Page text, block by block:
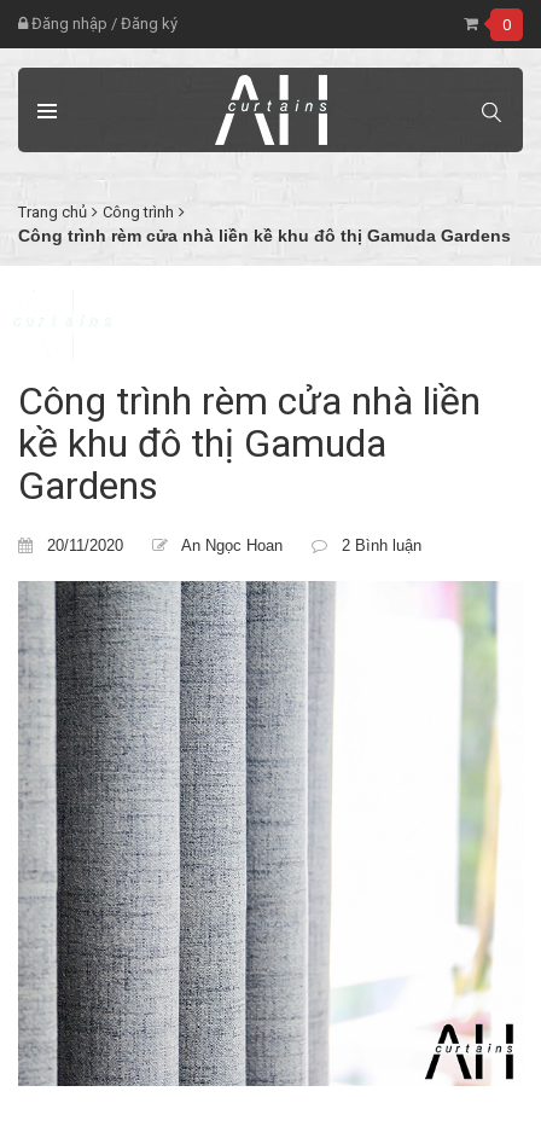
Đăng nhập / Đăng ký 0
Trang chủ Công trình
Công trình rèm cửa nhà liền kề khu đô thị Gamuda Gardens
Công trình rèm cửa nhà liền
kề khu đô thị Gamuda
Gardens
20/11/2020 An Ngọc Hoan 2 Bình luận